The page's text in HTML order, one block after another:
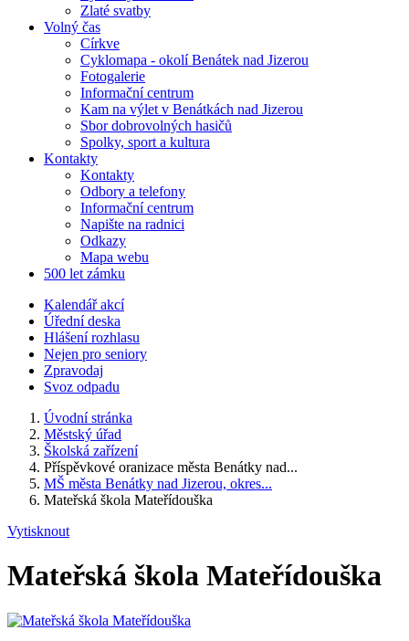
Zlaté svatby
Volný čas
Církve
Cyklomapa - okolí Benátek nad Jizerou
Fotogalerie
Informační centrum
Kam na výlet v Benátkách nad Jizerou
Sbor dobrovolných hasičů
Spolky, sport a kultura
Kontakty
Kontakty
Odbory a telefony
Informační centrum
Napište na radnici
Odkazy
Mapa webu
500 let zámku
Kalendář akcí
Úřední deska
Hlášení rozhlasu
Nejen pro seniory
Zpravodaj
Svoz odpadu
Úvodní stránka
Městský úřad
Školská zařízení
Příspěvkové oranizace města Benátky nad...
MŠ města Benátky nad Jizerou, okres...
Mateřská škola Mateřídouška
Vytisknout
Mateřská škola Mateřídouška